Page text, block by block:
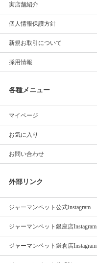
実店舗紹介
個人情報保護方針
新規お取引について
採用情報
各種メニュー
マイページ
お気に入り
お問い合わせ
外部リンク
ジャーマンペット公式Instagram
ジャーマンペット銀座店Instagram
ジャーマンペット鎌倉店Instagram